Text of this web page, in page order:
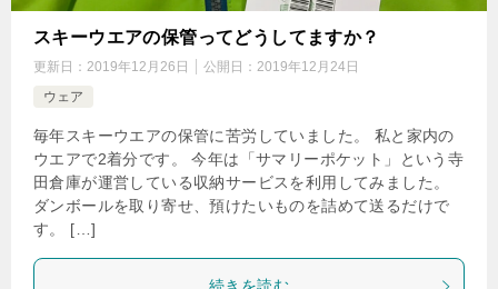
スキーウエアの保管ってどうしてますか？
更新日： 2019年12月26日 公開日： 2019年12月24日
ウェア
毎年スキーウエアの保管に苦労していました。 私と家内の
ウエアで2着分です。 今年は「サマリーポケット」という寺
田倉庫が運営している収納サービスを利用してみました。
ダンボールを取り寄せ、預けたいものを詰めて送るだけで
す。 […]